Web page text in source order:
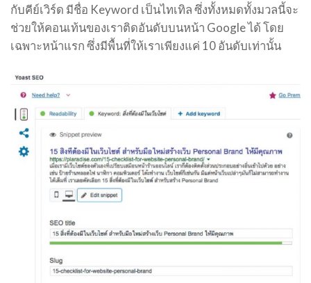
กับคีย์เวิร์ด มีชื่อ Keyword เป็นไทเทิล ซึ่งทั้งหมดทั้งมวลนี้จะ
ช่วยให้คอนเท้นของเราติดอันดับบนหน้า Google ได้ โดย
เฉพาะหน้าแรก ซึ่งมีพื้นที่ให้เราเพียงแค่ 10 อันดับเท่านั้น